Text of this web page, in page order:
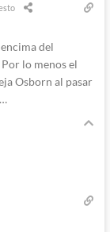
del
lo menos el
Osborn al pasar